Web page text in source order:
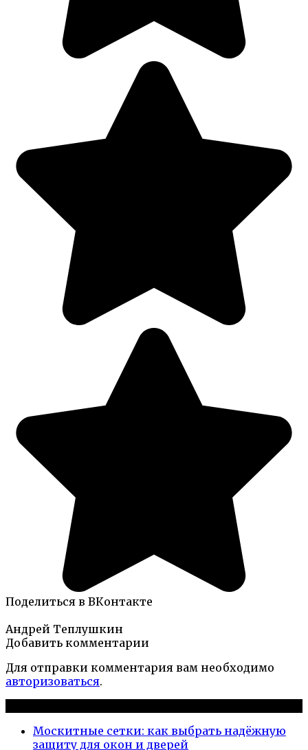
Поделиться в ВКонтакте
Андрей Теплушкин
Добавить комментарии
Для отправки комментария вам необходимо
авторизоваться.
Москитные сетки: как выбрать надёжную
защиту для окон и дверей